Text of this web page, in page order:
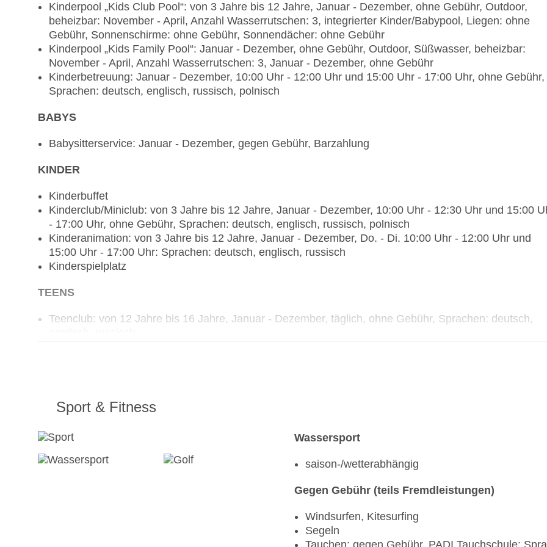
Reservierung notwendig, ohne Gebühr, Januar -
Kleidung erwünscht
Spezialitätenrestaurant „Frida Mexican
notwendig, ohne Gebühr, Januar - Dezember,
Kleidung erwünscht
Spezialitätenrestaurant „Chimichurri Steak
Gerichte: ohne Gebühr, Reservierung nicht
angemessene Kleidung erwünscht
Spezialitätenrestaurant „The Beduin
Anfrage & Reservierung notwendig, ohne
18:30 Uhr - 22:00 Uhr, Raucherbereich,
Lobbybar „Sun Ray Lobby Bar“: Januar -
Bar „Aquarius Club 18+“: ab 18 Jahre, Januar -
Café „Sultana Shisha Cafe“: Januar -
Kinderpool „Kids Club Pool“: von 3 Jahre bis 12 Jahre, Januar - Dezember, ohne Gebühr, Outdoor,
beheizbar: November - April, Anzahl Wasserrutschen: 3, integrierter Kinder/Babypool, Liegen: ohne
Gebühr, Sonnenschirme: ohne Gebühr, Sonnendächer: ohne Gebühr
Kinderpool „Kids Family Pool“: Januar - Dezember, ohne Gebühr, Outdoor, Süßwasser, beheizbar:
November - April, Anzahl Wasserrutschen: 3, Januar - Dezember, ohne Gebühr
Kinderbetreuung: Januar - Dezember, 10:00 Uhr - 12:00 Uhr und 15:00 Uhr - 17:00 Uhr, ohne Gebühr,
Sprachen: deutsch, englisch, russisch, polnisch
BABYS
Babysitterservice: Januar - Dezember, gegen Gebühr, Barzahlung
KINDER
Kinderbuffet
Kinderclub/Miniclub: von 3 Jahre bis 12 Jahre, Januar - Dezember, 10:00 Uhr - 12:30 Uhr und 15:00
- 17:00 Uhr, ohne Gebühr, Sprachen: deutsch, englisch, russisch, polnisch
Kinderanimation: von 3 Jahre bis 12 Jahre, Januar - Dezember, Do. - Di. 10:00 Uhr - 12:00 Uhr und
15:00 Uhr - 17:00 Uhr: Sprachen: deutsch, englisch, russisch
Kinderspielplatz
TEENS
Teenclub: von 12 Jahre bis 16 Jahre, Januar - Dezember, täglich, ohne Gebühr, Sprachen: deutsch,
Sport & Fitness
Wassersport
saison-/wetterabhängig
Gegen Gebühr (teils Fremdleistungen)
Windsurfen, Kitesurfing
Segeln